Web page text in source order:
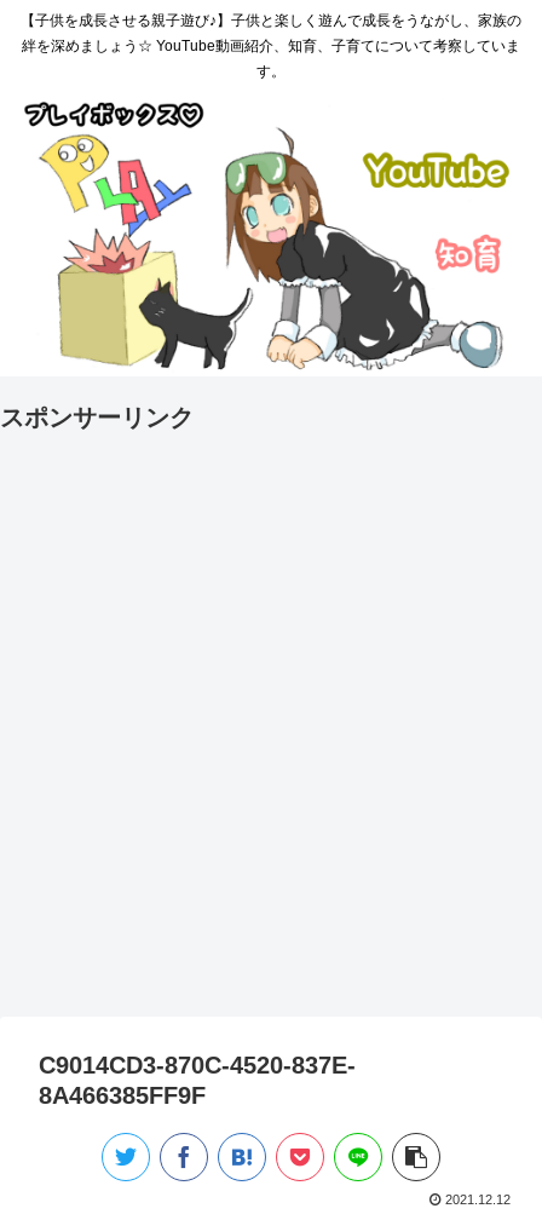
【子供を成長させる親子遊び♪】子供と楽しく遊んで成長をうながし、家族の
絆を深めましょう☆ YouTube動画紹介、知育、子育てについて考察していま
す。
スポンサーリンク
C9014CD3-870C-4520-837E-
8A466385FF9F
2021.12.12